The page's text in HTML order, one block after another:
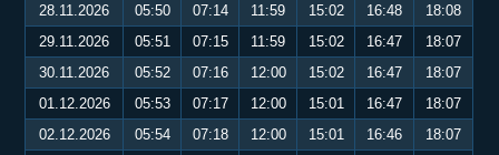
28.11.2026
05:50 07:14 11:59 15:02 16:48
18:08
29.11.2026
05:51 07:15 11:59 15:02 16:47
18:07
30.11.2026
05:52 07:16 12:00 15:02 16:47
18:07
01.12.2026
05:53 07:17 12:00 15:01 16:47
18:07
02.12.2026
05:54 07:18 12:00 15:01 16:46
18:07